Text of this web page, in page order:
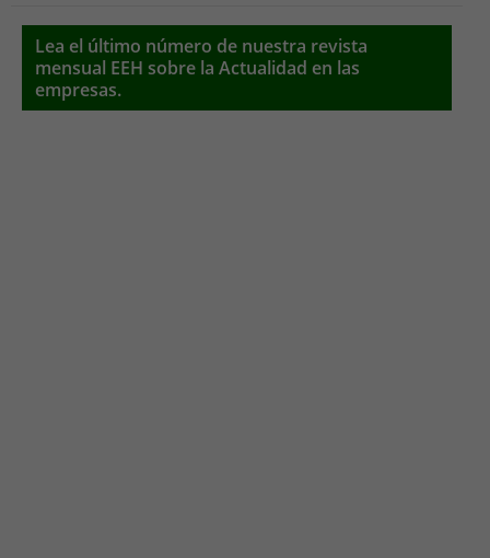
Lea el último número de nuestra revista
mensual EEH sobre la Actualidad en las
empresas.